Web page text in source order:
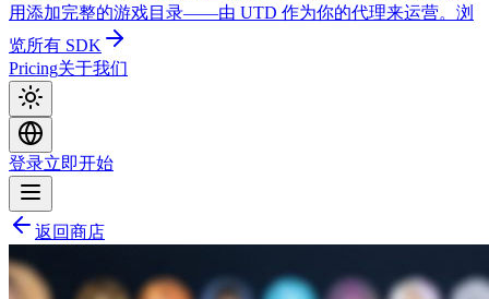
用添加完整的游戏目录——由 UTD 作为你的代理来运营。 浏
览所有 SDK
Pricing关于我们
登录立即开始
返回商店